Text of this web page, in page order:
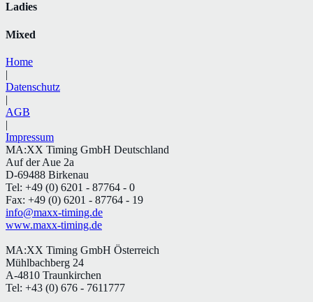
Ladies
Mixed
Home
|
Datenschutz
|
AGB
|
Impressum
MA:XX Timing GmbH Deutschland
Auf der Aue 2a
D-69488 Birkenau
Tel: +49 (0) 6201 - 87764 - 0
Fax: +49 (0) 6201 - 87764 - 19
info@maxx-timing.de
www.maxx-timing.de
MA:XX Timing GmbH Österreich
Mühlbachberg 24
A-4810 Traunkirchen
Tel: +43 (0) 676 - 7611777